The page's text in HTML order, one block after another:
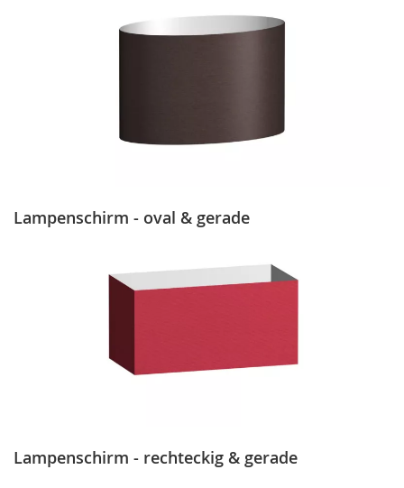
Lampenschirm - oval & gerade
Lampenschirm - rechteckig & gerade